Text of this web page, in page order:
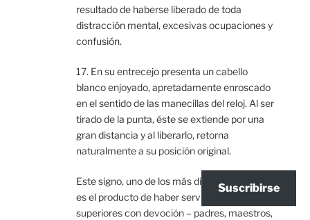
resultado de haberse liberado de toda
distracción mental, excesivas ocupaciones y
confusión.
17. En su entrecejo presenta un cabello
blanco enjoyado, apretadamente enroscado
en el sentido de las manecillas del reloj. Al ser
tirado de la punta, éste se extiende por una
gran distancia y al liberarlo, retorna
naturalmente a su posición original.
Este signo, uno de los más difíciles de obtener,
es el producto de haber servido a sus
superiores con devoción – padres, maestros,
Suscribirse